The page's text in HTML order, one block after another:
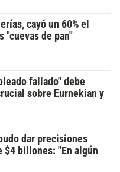
cayó un 60% el
"cuevas de pan"
fallado" debe
sobre Eurnekian y
dar precisiones
$4 billones: "En algún